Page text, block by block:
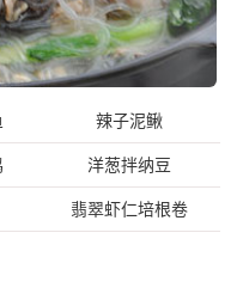
辣子泥鳅
洋葱拌纳豆
翡翠虾仁培根卷